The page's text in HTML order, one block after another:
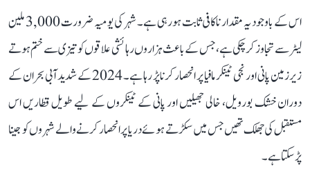
اس کے باوجود یہ مقدار ناکافی ثابت ہو رہی ہے۔ شہر کی یومیہ ضرورت 3,000 ملین
لیٹر سے تجاوز کر چکی ہے، جس کے باعث ہزاروں رہائشی علاقوں کو تیزی سے ختم ہوتے
زیرزمین پانی اور نجی ٹینکر مافیا پر انحصار کرنا پڑ رہا ہے۔ 2024 کے شدید آبی بحران کے
دوران خشک بورویل، خالی جھیلیں اور پانی کے ٹینکروں کے لیے طویل قطاریں اس
مستقبل کی جھلک تھیں جس میں سکڑتے ہوئے دریا پر انحصار کرنے والے شہروں کو جینا
پڑ سکتا ہے۔